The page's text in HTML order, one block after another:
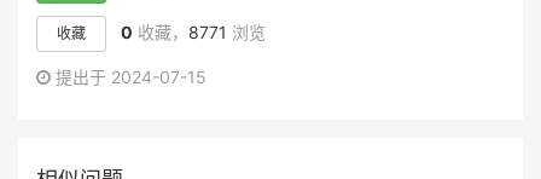
收藏 0 收藏， 8771 浏览
提出于 2024-07-15